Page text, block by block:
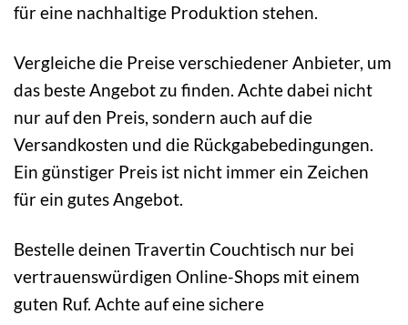
für eine nachhaltige Produktion stehen.
Vergleiche die Preise verschiedener Anbieter, um
das beste Angebot zu finden. Achte dabei nicht
nur auf den Preis, sondern auch auf die
Versandkosten und die Rückgabebedingungen.
Ein günstiger Preis ist nicht immer ein Zeichen
für ein gutes Angebot.
Bestelle deinen Travertin Couchtisch nur bei
vertrauenswürdigen Online-Shops mit einem
guten Ruf. Achte auf eine sichere